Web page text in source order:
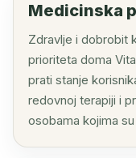
Medicinska
Zdravlje i dobrobit
prioriteta doma
prati stanje
redovnoj terapiji i
osobama kojima